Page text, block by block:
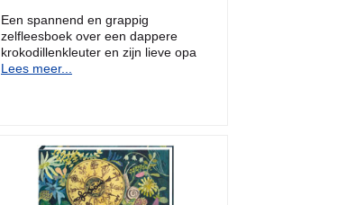
Een spannend en grappig
zelfleesboek over een dappere
krokodillenkleuter en zijn lieve opa
Lees meer...